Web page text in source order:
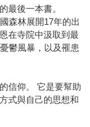
放聲大哭，同時
，而是一本安慰
覺焦慮時就隨手
對於好書的熱切
始用「我可能錯
作溝通時的開場
深刻體會到，本
最後一本書。
森林展開17年的出
在寺院中汲取到最
鬱風暴，以及罹患
信仰。 它是要幫助
式與自己的思想和